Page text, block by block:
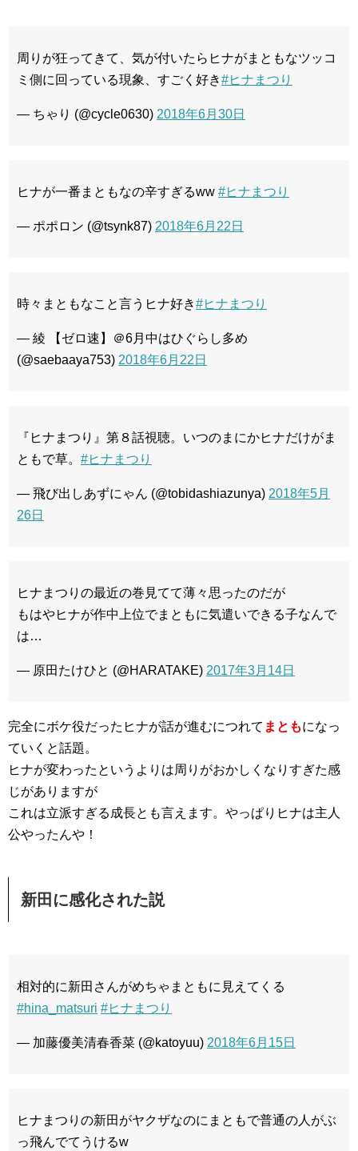
周りが狂ってきて、気が付いたらヒナがまともなツッコ
ミ側に回っている現象、すごく好き#ヒナまつり
— ちゃり (@cycle0630) 2018年6月30日
ヒナが一番まともなの辛すぎるww #ヒナまつり
— ポポロン (@tsynk87) 2018年6月22日
時々まともなこと言うヒナ好き#ヒナまつり
— 綾 【ゼロ速】＠6月中はひぐらし多め
(@saebaaya753) 2018年6月22日
『ヒナまつり』第８話視聴。いつのまにかヒナだけがま
ともで草。 #ヒナまつり
— 飛び出しあずにゃん (@tobidashiazunya) 2018年5月
26日
ヒナまつりの最近の巻見てて薄々思ったのだが
もはやヒナが作中上位でまともに気遣いできる子なんで
は…
— 原田たけひと (@HARATAKE) 2017年3月14日
完全にボケ役だったヒナが話が進むにつれて まともになっ
ていくと話題。
ヒナが変わったというよりは周りがおかしくなりすぎた感
じがありますが
これは立派すぎる成長とも言えます。やっぱりヒナは主人
公やったんや！
新田に感化された説
相対的に新田さんがめちゃまともに見えてくる
#hina_matsuri #ヒナまつり
— 加藤優美清春香菜 (@katoyuu) 2018年6月15日
ヒナまつりの新田がヤクザなのにまともで普通の人がぶ
っ飛んでてうけるw